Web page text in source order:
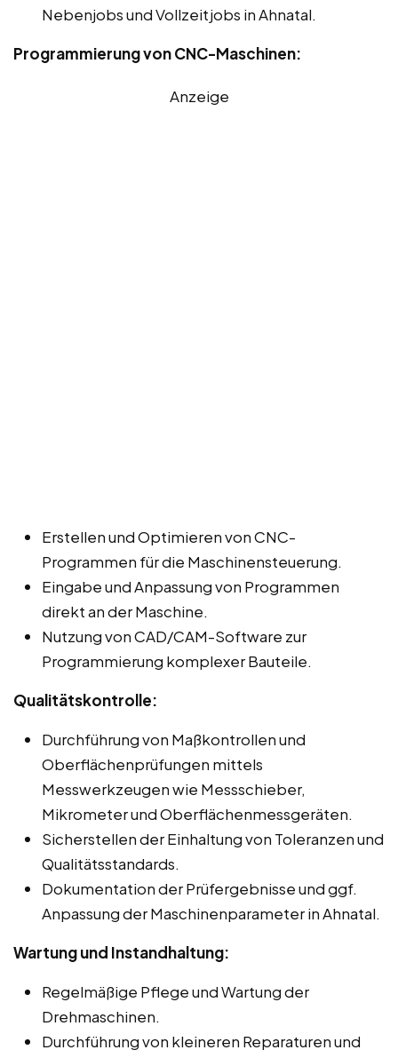
Nebenjobs und Vollzeitjobs in Ahnatal.
Programmierung von CNC-Maschinen:
Anzeige
Erstellen und Optimieren von CNC-
Programmen für die Maschinensteuerung.
Eingabe und Anpassung von Programmen
direkt an der Maschine.
Nutzung von CAD/CAM-Software zur
Programmierung komplexer Bauteile.
Qualitätskontrolle:
Durchführung von Maßkontrollen und
Oberflächenprüfungen mittels
Messwerkzeugen wie Messschieber,
Mikrometer und Oberflächenmessgeräten.
Sicherstellen der Einhaltung von Toleranzen und
Qualitätsstandards.
Dokumentation der Prüfergebnisse und ggf.
Anpassung der Maschinenparameter in Ahnatal.
Wartung und Instandhaltung:
Regelmäßige Pflege und Wartung der
Drehmaschinen.
Durchführung von kleineren Reparaturen und